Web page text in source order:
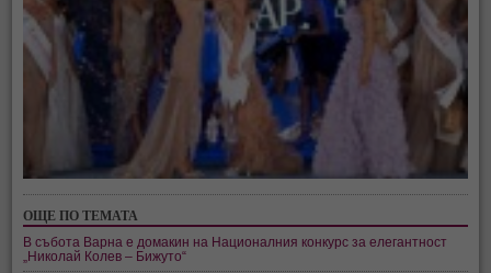
ОЩЕ ПО ТЕМАТА
В събота Варна е домакин на Националния конкурс за елегантност
„Николай Колев – Бижуто“